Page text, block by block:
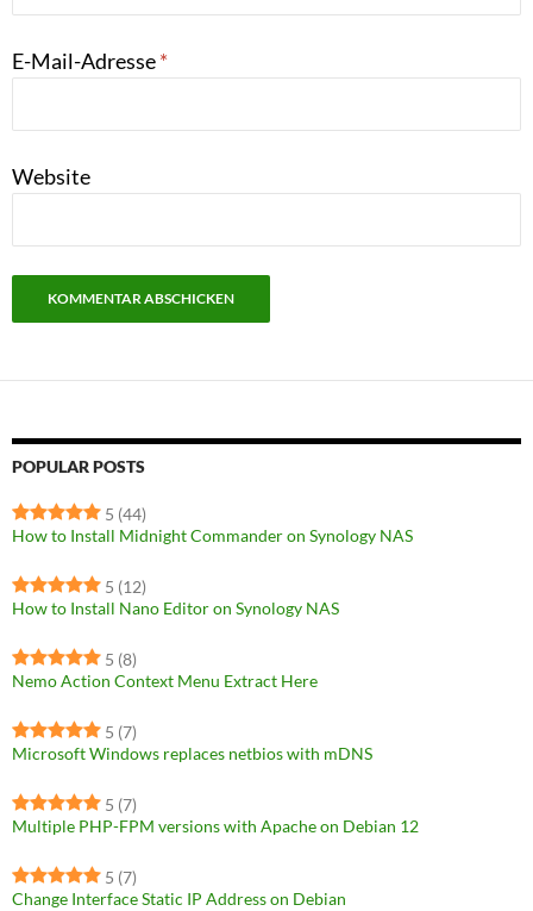
E-Mail-Adresse*
Website
POPULAR POSTS
5 (44)
How to Install Midnight Commander on Synology NAS
5 (12)
How to Install Nano Editor on Synology NAS
5 (8)
Nemo Action Context Menu Extract Here
5 (7)
Microsoft Windows replaces netbios with mDNS
5 (7)
Multiple PHP-FPM versions with Apache on Debian 12
5 (7)
Change Interface Static IP Address on Debian